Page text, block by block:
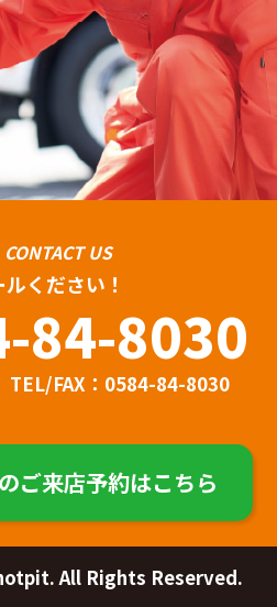
CONTACT US
ください！
84-8030
TEL/FAX：0584-84-8030
ご来店予約はこちら
All Rights Reserved.